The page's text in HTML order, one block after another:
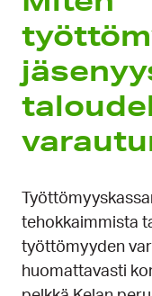
tehokkaimmista
työttömyyden
huomattavasti